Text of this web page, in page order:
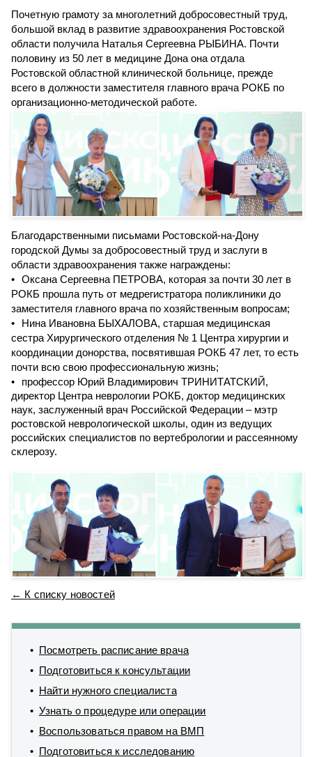
Почетную грамоту за многолетний добросовестный труд,
большой вклад в развитие здравоохранения Ростовской
области получила Наталья Сергеевна РЫБИНА. Почти
половину из 50 лет в медицине Дона она отдала
Ростовской областной клинической больнице, прежде
всего в должности заместителя главного врача РОКБ по
организационно-методической работе.
Благодарственными письмами Ростовской-на-Дону
городской Думы за добросовестный труд и заслуги в
области здравоохранения также награждены:
Оксана Сергеевна ПЕТРОВА, которая за почти 30 лет в
РОКБ прошла путь от медрегистратора поликлиники до
заместителя главного врача по хозяйственным вопросам;
Нина Ивановна БЫХАЛОВА, старшая медицинская
сестра Хирургического отделения № 1 Центра хирургии и
координации донорства, посвятившая РОКБ 47 лет, то есть
почти всю свою профессиональную жизнь;
профессор Юрий Владимирович ТРИНИТАТСКИЙ,
директор Центра неврологии РОКБ, доктор медицинских
наук, заслуженный врач Российской Федерации – мэтр
ростовской неврологической школы, один из ведущих
российских специалистов по вертебрологии и рассеянному
склерозу.
← К списку новостей
Посмотреть расписание врача
Подготовиться к консультации
Найти нужного специалиста
Узнать о процедуре или операции
Воспользоваться правом на ВМП
Подготовиться к исследованию